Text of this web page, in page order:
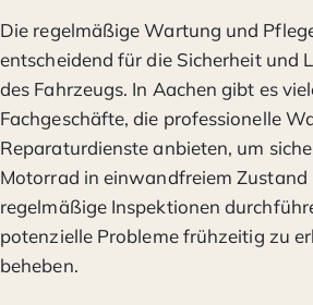
Die regelmäßige Wartung und
entscheidend für die Sicherheit und
des Fahrzeugs. In Aachen gibt es
Fachgeschäfte, die professionelle
Reparaturdienste anbieten, um
Motorrad in einwandfreiem Zustand
regelmäßige Inspektionen
potenzielle Probleme frühzeitig zu
beheben.